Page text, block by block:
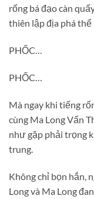
rống bá đạo càn
thiên lập địa phá thể
PHỐC…
PHỐC…
Mà ngay khi tiếng
cùng Ma Long Vấn
như gặp phải trọng
trung.
Không chỉ bọn hắn,
Long và Ma Long